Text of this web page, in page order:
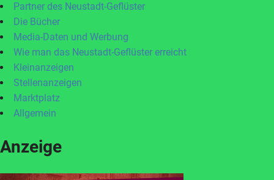
Partner des Neustadt-Geflüster
Die Bücher
Media-Daten und Werbung
Wie man das Neustadt-Geflüster erreicht
Kleinanzeigen
Stellenanzeigen
Marktplatz
Allgemein
Anzeige